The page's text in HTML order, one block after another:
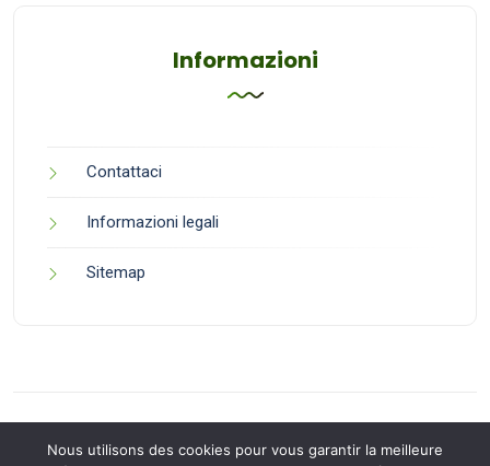
Informazioni
Contattaci
Informazioni legali
Sitemap
Nous utilisons des cookies pour vous garantir la meilleure